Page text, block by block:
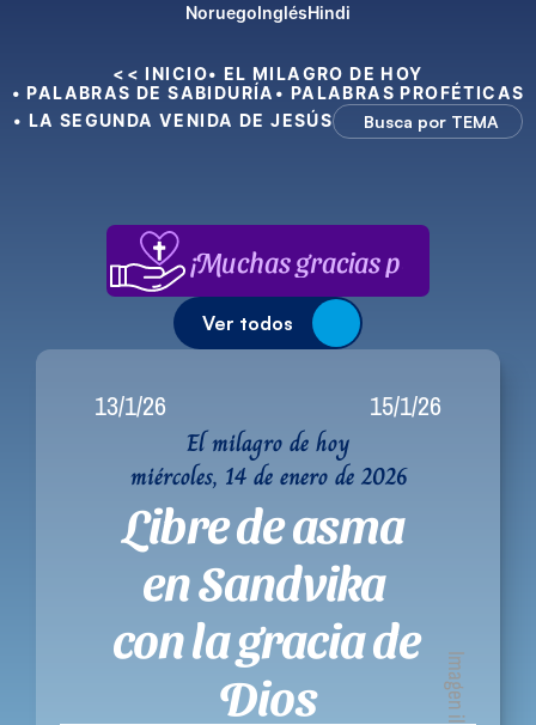
NoruegoInglésHindi
<< INICIO• EL MILAGRO DE HOY
• PALABRAS DE SABIDURÍA • PALABRAS PROFÉTICAS
• LA SEGUNDA VENIDA DE JESÚS
Busca por TEMA
13/1/26 15/1/26
El milagro de hoy
miércoles, 14 de enero de 2026
Libre de asma
en Sandvika
con la gracia de
Dios
¡Muchas gracias por su
Ver todos